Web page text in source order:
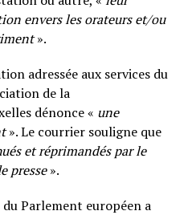
envers les orateurs et/ou
».
adressée aux services du
de la
dénonce « une
». Le courrier souligne que
et réprimandés par le
presse».
Parlement européen a